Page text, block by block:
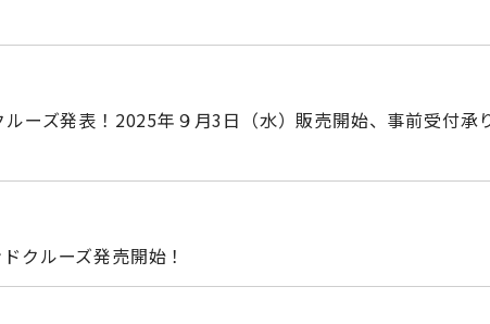
ーズ発表！2025年９月3日（水）販売開始、事前受付承
クルーズ発売開始！